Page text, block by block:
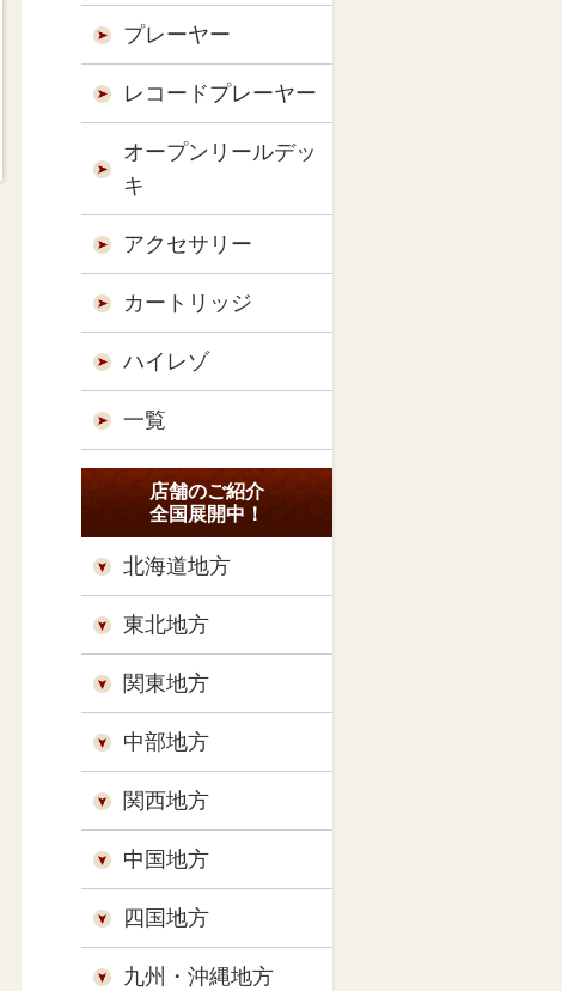
プレーヤー
レコードプレーヤー
オープンリールデッ
キ
アクセサリー
カートリッジ
ハイレゾ
一覧
店舗のご紹介
全国展開中！
北海道地方
東北地方
関東地方
中部地方
関西地方
中国地方
四国地方
九州・沖縄地方